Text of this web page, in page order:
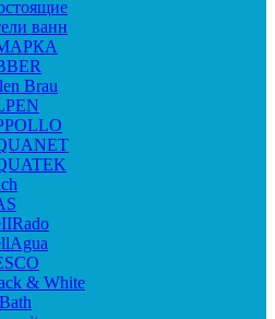
ванн
Brau
& White